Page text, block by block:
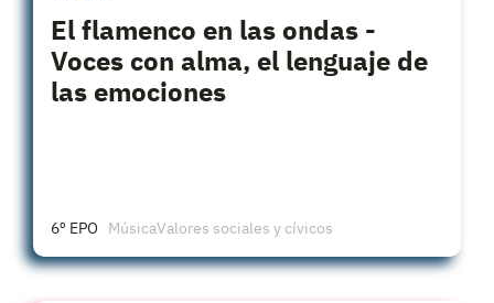
El flamenco en las ondas -
Voces con alma, el lenguaje de
las emociones
6º EPO MúsicaValores sociales y cívicos